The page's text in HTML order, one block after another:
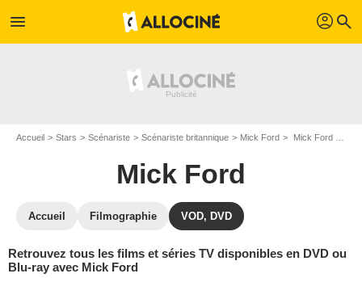
menu profil search
Accueil Stars Scénariste Scénariste britannique Mick Ford Mick Ford : ses Blu-Ray, DVD, VOD, SVOD
Mick Ford
Accueil Filmographie VOD, DVD
Retrouvez tous les films et séries TV disponibles en DVD ou
Blu-ray avec Mick Ford